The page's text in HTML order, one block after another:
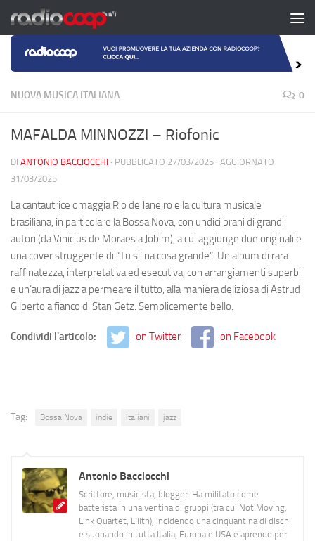
Salta al contenuto
NUOVA MUSICA ITALIANA 0
MAFALDA MINNOZZI – Riofonic
DI ANTONIO BACCIOCCHI · PUBBLICATO 27/03/2025 · AGGIORNATO
31/03/2025
La cantautrice omaggia Rio de Janeiro e la cultura musicale
brasiliana, in particolare la Bossa Nova, con undici brani di grandi
autori (da Vinicius de Moraes a Jobim), a cui aggiunge due originali e
una cover struggente di “Tu si’ na cosa grande”. Un album di rara
raffinatezza, interpretativa ed esecutiva, con arrangiamenti superbi
e un’aura di jazz a permeare il tutto, alla maniera deliziosa di Astrud
Gilberto a fianco di Stan Getz. Semplicemente bello.
Condividi l'articolo: on Twitter on Facebook
Tag: Bossa Nova indie italiani jazz
Antonio Bacciocchi
Scrittore, musicista, blogger. Ha militato come
batterista in una ventina di gruppi (tra cui Not Moving,
Link Quartet, Lilith), incidendo una cinquantina di dischi
e suonando in tutta Italia, Europa e USA e aprendo per